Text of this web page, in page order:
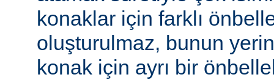
konaklar için farklı
oluşturulmaz, bunun
konak için ayrı bir